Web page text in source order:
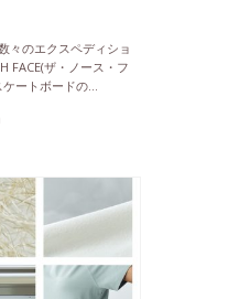
々のエクスペディショ
FACE(ザ・ノース・フ
ートボードの...